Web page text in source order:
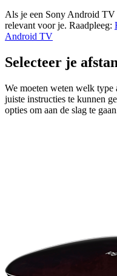
Als je een Sony Android
relevant voor je. Raadpleeg:
Android TV
Selecteer je
We moeten weten welk type
juiste instructies te kunnen
opties om aan de slag te